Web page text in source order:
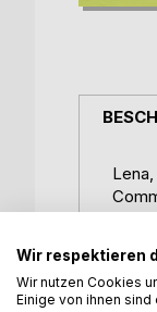
Ou
Wir respektieren
Wir nutzen Cookies
Einige von ihnen